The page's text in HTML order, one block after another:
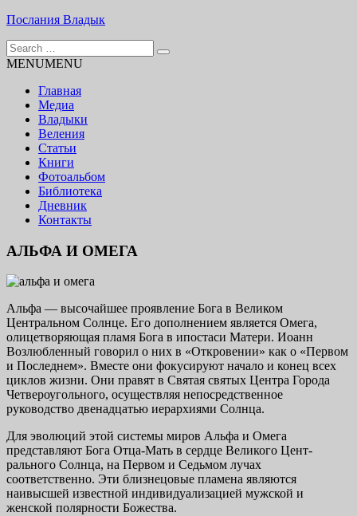
Skip
content
Послания Владык
Основу сайта представляют Послания, или Диктовки,
Search
for:
MENUMENU
Главная
Медиа
Владыки
Веления
Статьи
Книги
Фотоальбом
Библиотека
Дневник
Контакты
АЛЬФА И ОМЕГА
Альфа — высочайшее проявление Бога в Великом
Центральном Солнце. Его дополнением является Оме­га,
олицетворяющая пламя Бога в ипостаси Матери. Иоанн
Возлюбленный говорил о них в «Откровении» как о «Первом
и Последнем». Вместе они фокусируют начало и конец всех
циклов жизни. Они правят в Свя­тая святых Центра Города
Четвероугольного, осущес­твляя непосредственное
руководство двенадцатью ие­рархиями Солнца.
Для эволюций этой системы миров Альфа и Омега
представляют Бога Отца-Мать в сердце Великого Цент­
рального Солнца, на Первом и Седьмом лучах
соответственно. Эти близне­цовые пламена являются
наивысшей известной индивидуализацией мужс­кой и
женской полярности Божества.